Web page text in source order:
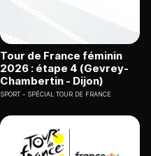
Tour de France féminin
2026 : étape 4 (Gevrey-
Chambertin - Dijon)
SPORT SPÉCIAL TOUR DE FRANCE